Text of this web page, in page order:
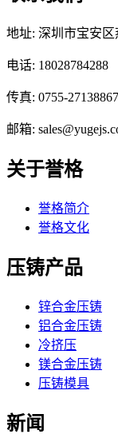
地址: 深圳市宝安
电话: 18028784288
传真: 0755-27138867
邮箱:
关于誉格
誉格简介
誉格文化
压铸产品
锌合金压铸
铝合金压铸
冷挤压
镁合金压铸
压铸模具
新闻